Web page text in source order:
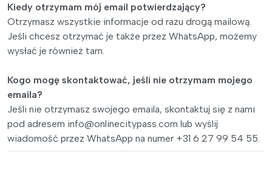
Kiedy otrzymam mój email potwierdzający?
Otrzymasz wszystkie informacje od razu drogą mailową.
Jeśli chcesz otrzymać je także przez WhatsApp, możemy
wysłać je również tam.
Kogo mogę skontaktować, jeśli nie otrzymam mojego
emaila?
Jeśli nie otrzymasz swojego emaila, skontaktuj się z nami
pod adresem info@onlinecitypass.com lub wyślij
wiadomość przez WhatsApp na numer +31 6 27 99 54 55.